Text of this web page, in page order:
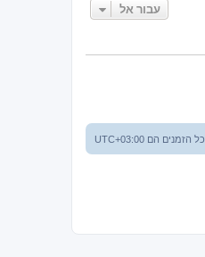
עבור אל
כל הזמנים הם UTC+03:00